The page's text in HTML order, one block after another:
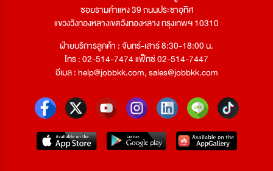
ซอยรามคำแหง 39 ถนนประชาอุทิศ
แขวงวังทองหลางเขตวังทองหลาง กรุงเทพฯ 10310
ฝ่ายบริการลูกค้า : จันทร์-เสาร์ 8:30-18:00 น.
โทร : 02-514-7474 แฟ็กซ์ 02-514-7447
อีเมล :help@jobbkk.com,sales@jobbkk.com